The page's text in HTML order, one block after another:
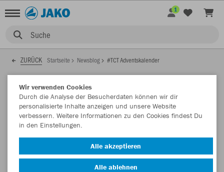
Suche
1
ZURÜCK Startseite Newsblog #TCT Adventskalender
03.12.2019
#TCT Adventskalender
Nimm am #TCT-Adventskalender teil! Hinter jedem Türchen
Wir verwenden Cookies
Durch die Analyse der Besucherdaten können wir dir
personalisierte Inhalte anzeigen und unsere Website
verbessern. Weitere Informationen zu den Cookies findest Du
in den Einstellungen.
Alle akzeptieren
Alle ablehnen